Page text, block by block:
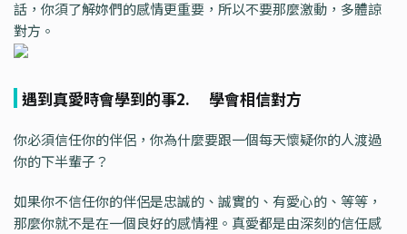
話，你須了解妳們的感情更重要，所以不要那麼激動，多體諒
對方。
遇到真愛時會學到的事2. 學會相信對方
你必須信任你的伴侶，你為什麼要跟一個每天懷疑你的人渡過
你的下半輩子？
如果你不信任你的伴侶是忠誠的、誠實的、有愛心的、等等，
那麼你就不是在一個良好的感情裡。真愛都是由深刻的信任感